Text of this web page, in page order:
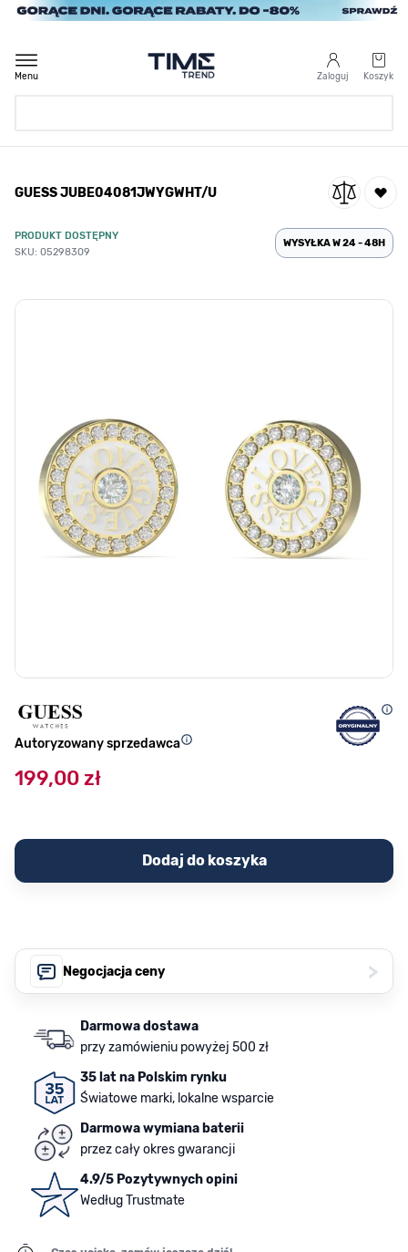
Przejdź do treści
Zaloguj Koszyk
Menu
/
GUESS JUBE04081JWYGWHT/U
GUESS JUBE04081JWYGWHT/U
PRODUKT DOSTĘPNY
SKU: 05298309
WYSYŁKA W 24 - 48H
Autoryzowany sprzedawca
199,00 zł
Dodaj do koszyka
Negocjacja ceny >
Darmowa dostawa
przy zamówieniu powyżej 500 zł
35 lat na Polskim rynku
Światowe marki, lokalne wsparcie
Darmowa wymiana baterii
przez cały okres gwarancji
4.9/5 Pozytywnych opini
Według Trustmate